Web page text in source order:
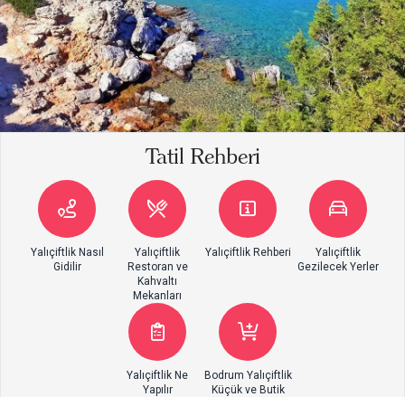
Tatil Rehberi
Yalıçiftlik Nasıl
Gidilir
Yalıçiftlik
Restoran ve
Kahvaltı
Mekanları
Yalıçiftlik Rehberi
Yalıçiftlik
Gezilecek Yerler
Yalıçiftlik Ne
Yapılır
Bodrum Yalıçiftlik
Küçük ve Butik